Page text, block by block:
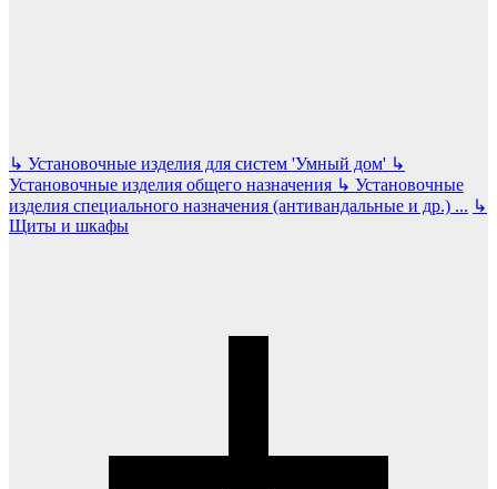
↳ Установочные изделия для систем 'Умный дом' ↳
Установочные изделия общего назначения ↳ Установочные
изделия специального назначения (антивандальные и др.) ... ↳
Щиты и шкафы